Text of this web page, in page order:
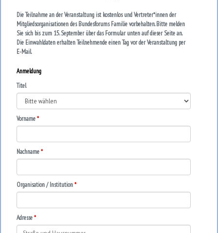
Die Teilnahme an der Veranstaltung ist kostenlos und Vertreter*innen der
Mitgliedsorganisationen des Bundesforums Familie vorbehalten. Bitte melden
Sie sich bis zum 15. September über das Formular unten auf dieser Seite an.
Die Einwahldaten erhalten Teilnehmende einen Tag vor der Veranstaltung per
E-Mail.
Anmeldung
Titel
Vorname
Nachname
Organisation / Institution
Adresse